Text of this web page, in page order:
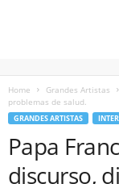
Home Grandes Artistas
problemas de salud.
GRANDES ARTISTAS
Papa
discurso,